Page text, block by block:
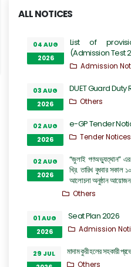
ALL NOTICES
04 AUG
2026
List of
(Admission Test
Admission
03 AUG
2026
DUET Guard Duty
Others
02 AUG
2026
e-GP Tender
Tender Notices
02 AUG
2026
“জুলাই গণঅভ্যুত্থান” এর
খ্রি. তারিখ বুধবার সকাল
আলোচনা অনুষ্ঠান আয়োজন
Others
01 AUG
2026
Seat Plan 2026
Admission
29 JUL
মাদাম কুরী হলের সহকারী
Others